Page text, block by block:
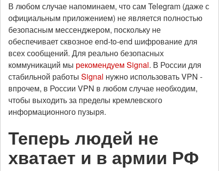
В любом случае напоминаем, что сам Telegram (даже с
официальным приложением) не является полностью
безопасным мессенджером, поскольку не
обеспечивает сквозное end-to-end шифрование для
всех сообщений. Для реально безопасных
коммуникаций мы рекомендуем Signal. В России для
стабильной работы Signal нужно использовать VPN -
впрочем, в России VPN в любом случае необходим,
чтобы выходить за пределы кремлевского
информационного пузыря.
Теперь людей не
хватает и в армии РФ